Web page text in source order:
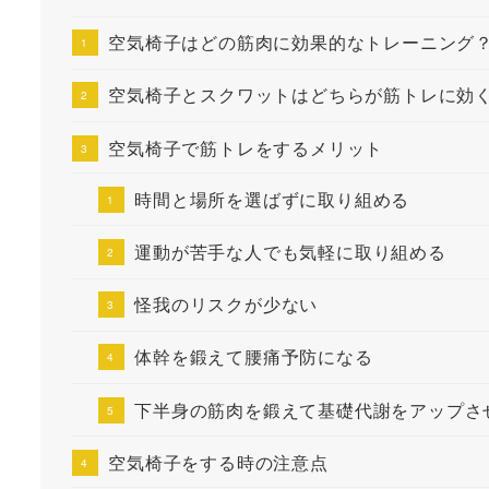
空気椅子はどの筋肉に効果的なトレーニング？
空気椅子とスクワットはどちらが筋トレに効
空気椅子で筋トレをするメリット
時間と場所を選ばずに取り組める
運動が苦手な人でも気軽に取り組める
怪我のリスクが少ない
体幹を鍛えて腰痛予防になる
下半身の筋肉を鍛えて基礎代謝をアップさ
空気椅子をする時の注意点